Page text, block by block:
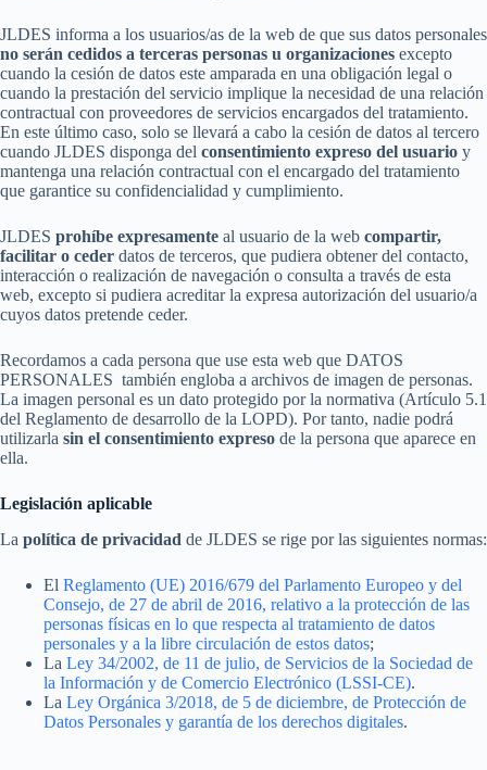
JLDES informa a los usuarios/as de la web de que sus datos personales
no serán cedidos a terceras personas u organizaciones excepto
cuando la cesión de datos este amparada en una obligación legal o
cuando la prestación del servicio implique la necesidad de una relación
contractual con proveedores de servicios encargados del tratamiento.
En este último caso, solo se llevará a cabo la cesión de datos al tercero
cuando JLDES disponga del consentimiento expreso del usuario y
mantenga una relación contractual con el encargado del tratamiento
que garantice su confidencialidad y cumplimiento.
JLDES prohíbe expresamente al usuario de la web compartir,
facilitar o ceder datos de terceros, que pudiera obtener del contacto,
interacción o realización de navegación o consulta a través de esta
web, excepto si pudiera acreditar la expresa autorización del usuario/a
cuyos datos pretende ceder.
Recordamos a cada persona que use esta web que DATOS
PERSONALES también engloba a archivos de imagen de personas.
La imagen personal es un dato protegido por la normativa (Artículo 5.1
del Reglamento de desarrollo de la LOPD). Por tanto, nadie podrá
utilizarla sin el consentimiento expreso de la persona que aparece en
ella.
Legislación aplicable
La política de privacidad de JLDES se rige por las siguientes normas:
El Reglamento (UE) 2016/679 del Parlamento Europeo y del
Consejo, de 27 de abril de 2016, relativo a la protección de las
personas físicas en lo que respecta al tratamiento de datos
personales y a la libre circulación de estos datos;
La Ley 34/2002, de 11 de julio, de Servicios de la Sociedad de
la Información y de Comercio Electrónico (LSSI-CE).
La Ley Orgánica 3/2018, de 5 de diciembre, de Protección de
Datos Personales y garantía de los derechos digitales.